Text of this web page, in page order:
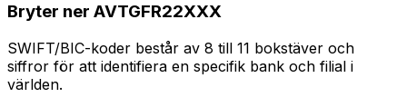
Bryter ner AVTGFR22XXX
SWIFT/BIC-koder består av 8 till 11 bokstäver och
siffror för att identifiera en specifik bank och filial i
världen.